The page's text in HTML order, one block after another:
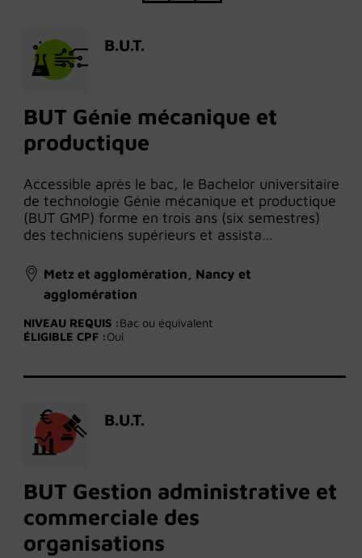
B.U.T.
BUT Génie mécanique et
productique
Accessible après le bac, le Bachelor universitaire
de technologie Génie mécanique et productique
(BUT GMP) forme en trois ans (six semestres)
des techniciens supérieurs et assista…
Metz et agglomération, Nancy et
agglomération
NIVEAU REQUIS :Bac ou équivalent
ÉLIGIBLE CPF :Oui
B.U.T.
BUT Gestion administrative et
commerciale des
organisations